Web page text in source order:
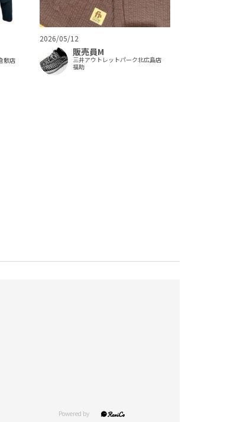
敷店
2026/05/12
販売員M
三井アウトレットパーク北広島店
福助